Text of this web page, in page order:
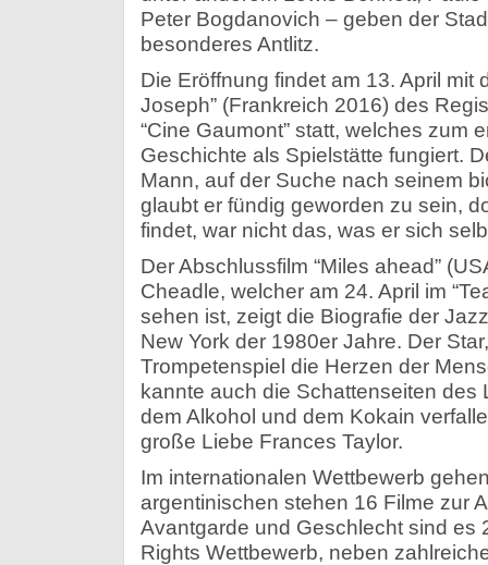
Peter Bogdanovich – geben der
besonderes Antlitz.
Die Eröffnung findet am 13. April mit
Joseph” (Frankreich 2016) des
“Cine Gaumont” statt, welches zum
Geschichte als Spielstätte fungiert.
Mann, auf der Suche nach seinem
glaubt er fündig geworden zu sein,
findet, war nicht das, was er sich
Der Abschlussfilm “Miles ahead”
Cheadle, welcher am 24. April im
sehen ist, zeigt die Biografie der
New York der 1980er Jahre. Der
Trompetenspiel die Herzen der
kannte auch die Schattenseiten
dem Alkohol und dem Kokain
große Liebe Frances Taylor.
Im internationalen Wettbewerb
argentinischen stehen 16 Filme zur
Avantgarde und Geschlecht sind es
Rights Wettbewerb, neben